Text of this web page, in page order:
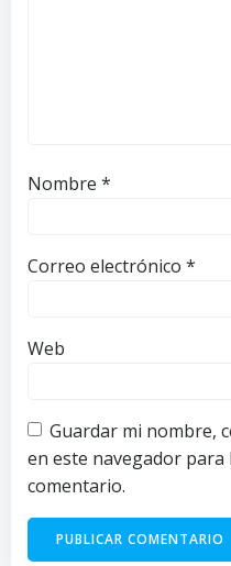
Nombre *
Correo electrónico *
Web
Guardar mi nombre,
en este navegador
comentario.